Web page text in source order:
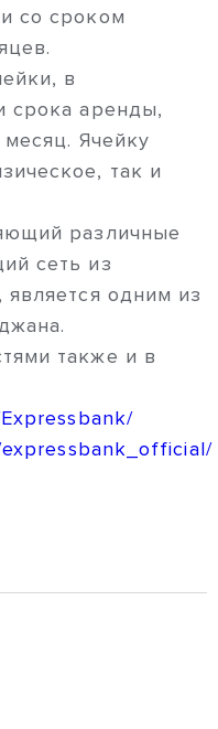
со сроком
в
срока аренды,
Ячейку
так и
различные
сеть из
одним из
также и в